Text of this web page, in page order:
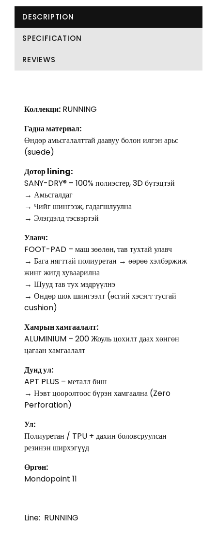
DESCRIPTION
SPECIFICATION
REVIEWS
Коллекци: RUNNING
Гадна материал:
Өндөр амьсгалалттай даавуу болон илгэн арьс
(suede)
Дотор lining:
SANY-DRY® – 100% полиэстер, 3D бүтэцтэй
→ Амьсгалдаг
→ Чийг шингээж, гадагшлуулна
→ Элэгдэлд тэсвэртэй
Улавч:
FOOT-PAD – маш зөөлөн, тав тухтай улавч
→ Бага нягттай полиуретан → өөрөө хэлбэржиж
жинг жигд хуваарилна
→ Шууд тав тух мэдрүүлнэ
→ Өндөр шок шингээлт (өсгий хэсэгт тусгай
cushion)
Хамрын хамгаалалт:
ALUMINIUM – 200 Жоуль цохилт даах хөнгөн
цагаан хамгаалалт
Дунд ул:
APT PLUS – металл биш
→ Нэвт цооролтоос бүрэн хамгаална (Zero
Perforation)
Ул:
Полиуретан / TPU + дахин боловсруулсан
резинэн ширхэгүүд
Өргөн:
Mondopoint 11
Line: RUNNING